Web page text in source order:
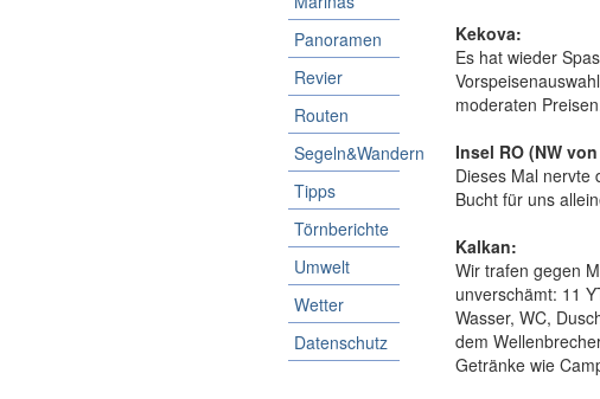
Panoramen
Revier
Routen
Segeln&Wandern
Tipps
Törnberichte
Umwelt
Wetter
Datenschutz
Kekova:
Es hat wieder
moderaten
Insel RO (NW
Dieses Mal nervte
Bucht für uns
Kalkan:
Wir trafen gegen
unverschämt: 11
Wasser, WC,
dem
Getränke wie